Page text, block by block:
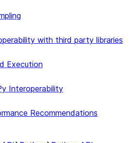
with third party libraries
Execution
Interoperability
Recommendations